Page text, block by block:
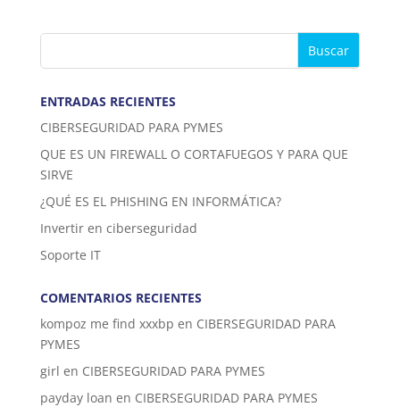
ENTRADAS RECIENTES
CIBERSEGURIDAD PARA PYMES
QUE ES UN FIREWALL O CORTAFUEGOS Y PARA QUE
SIRVE
¿QUÉ ES EL PHISHING EN INFORMÁTICA?
Invertir en ciberseguridad
Soporte IT
COMENTARIOS RECIENTES
kompoz me find xxxbp en CIBERSEGURIDAD PARA
PYMES
girl en CIBERSEGURIDAD PARA PYMES
payday loan en CIBERSEGURIDAD PARA PYMES